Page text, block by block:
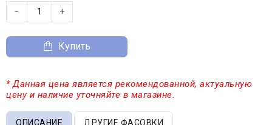
− +
Купить
* Данная цена является рекомендованной, актуальную
цену и наличие уточняйте в магазине.
ОПИСАНИЕ ДРУГИЕ ФАСОВКИ